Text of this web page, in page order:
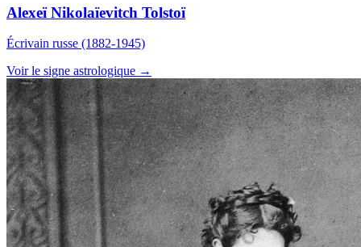
Alexeï Nikolaïevitch Tolstoï
Écrivain russe (1882-1945)
Voir le signe astrologique →